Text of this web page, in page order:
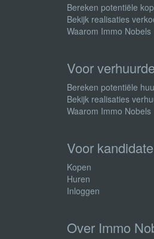
Bereken potentiële
Bekijk realisaties
Waarom Immo Nobels
Voor
Bereken potentiële
Bekijk realisaties
Waarom Immo Nobels
Voor
Kopen
Huren
Inloggen
Over Immo